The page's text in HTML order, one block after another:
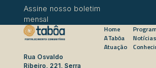
Assine nosso boletim
mensal
Rua Osvaldo
Ribeiro, 221, Serra
Home
A Tabôa
Atuação
Notícias